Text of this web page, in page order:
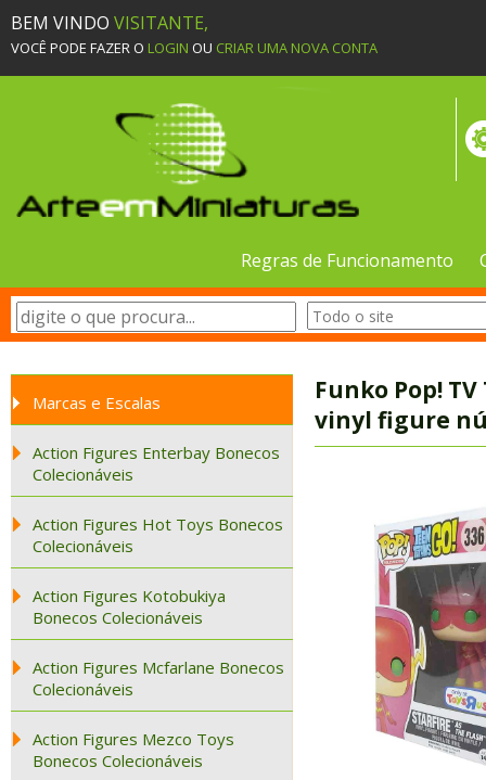
BEM VINDO VISITANTE,
VOCÊ PODE FAZER O LOGIN OU CRIAR UMA NOVA CONTA
Regras de Funcionamento
Marcas e Escalas
Action Figures Enterbay Bonecos
Colecionáveis
Action Figures Hot Toys Bonecos
Colecionáveis
Action Figures Kotobukiya
Bonecos Colecionáveis
Action Figures Mcfarlane Bonecos
Colecionáveis
Action Figures Mezco Toys
Bonecos Colecionáveis
Funko Pop!
vinyl figure